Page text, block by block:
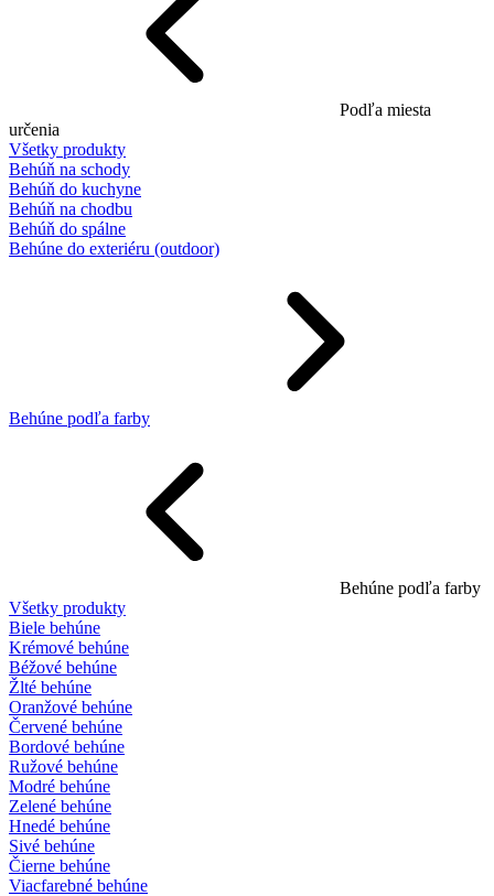
Podľa miesta
určenia
Všetky produkty
Behúň na schody
Behúň do kuchyne
Behúň na chodbu
Behúň do spálne
Behúne do exteriéru (outdoor)
Behúne podľa farby
Behúne podľa farby
Všetky produkty
Biele behúne
Krémové behúne
Béžové behúne
Žlté behúne
Oranžové behúne
Červené behúne
Bordové behúne
Ružové behúne
Modré behúne
Zelené behúne
Hnedé behúne
Sivé behúne
Čierne behúne
Viacfarebné behúne